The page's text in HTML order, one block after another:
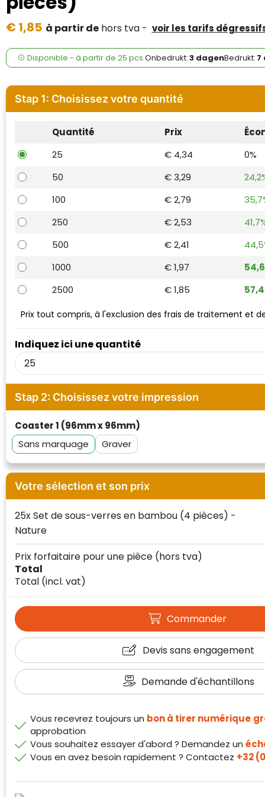
Fresh 'n Rebel
GolfOriginals
James Harvest
Kingcap
MyKit
Ocean Bottle
Parker
Waterman
€ 1,85 à partir dehors tva - voir les tarifs
Disponible - à partir de 25 pcs.Onbedrukt:3 dagenBedrukt: 7
Stap 1: Choisissez votre quantité
Quantité Prix
25
€ 4,34
0%
50
€ 3,29
100
€ 2,79
250
€ 2,53
500
€ 2,41
1000
€ 1,97
2500
€ 1,85
Indiquez ici une quantité
Prix tout compris, à l'exclusion des frais de traitement et
Stap 2: Choisissez votre impression
Coaster 1 (96mm x 96mm)
Sans marquage
Graver
Votre sélection et son prix
25x Set de sous-verres en bambou (4 pièces) -
Nature
Total
Total (incl. vat)
Prix forfaitaire pour une pièce (hors tva)
Commander
Devis sans engagement
Demande d'échantillons
Vous recevrez toujours un bon à tirer numérique
approbation
Vous souhaitez essayer d'abord ? Demandez un
Vous en avez besoin rapidement ? Contactez +32
Klantenbeoordelingen laten zien hoe een
website in het algemeen aan de behoeften
van klanten voldoet.
Trustindex werkt samen met 137
beoordelingsplatforms om
echte, geverifieerde beoordelingen op één
plaats.
Alleen beoordelingen die voldoen aan de
richtlijnen van Trustindex en waarvan
Trustindex meet voortdurend de
klanttevredenheid op basis van
beoordelingen. Minder dan 1% van de
ondervraagde klanten meldde een